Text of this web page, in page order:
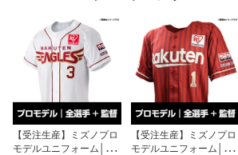
【受注生産】ミズノプロ
モデルユニフォーム│フ
【受注生産】ミズノプロ
モデルユニフォーム│セ